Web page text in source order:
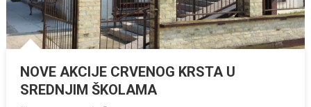
NOVE AKCIJE CRVENOG KRSTA U
SREDNJIM ŠKOLAMA